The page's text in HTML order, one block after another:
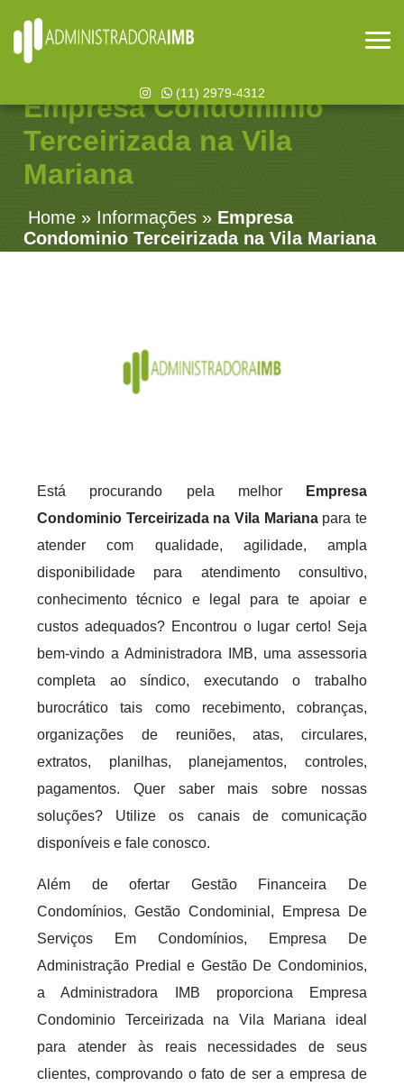
(11) 2979-4312
Empresa Condominio
Terceirizada na Vila
Mariana
Home » Informações » Empresa
Condominio Terceirizada na Vila Mariana
Está procurando pela melhor
Empresa
Condominio Terceirizada na Vila Marianapara te
atender com qualidade, agilidade, ampla
disponibilidade para atendimento consultivo,
conhecimento técnico e legal para te apoiar e
custos adequados? Encontrou o lugar certo! Seja
bem-vindo a Administradora IMB, uma assessoria
completa ao síndico, executando o trabalho
burocrático tais como recebimento, cobranças,
organizações de reuniões, atas, circulares,
extratos, planilhas, planejamentos, controles,
pagamentos. Quer saber mais sobre nossas
soluções? Utilize os canais de comunicação
disponíveis e fale conosco.
Além de ofertar Gestão Financeira De
Condomínios, Gestão Condominial, Empresa De
Serviços Em Condomínios, Empresa De
Administração Predial e Gestão De Condominios,
a Administradora IMB proporciona Empresa
Condominio Terceirizada na Vila Mariana ideal
para atender às reais necessidades de seus
clientes, comprovando o fato de ser a empresa de